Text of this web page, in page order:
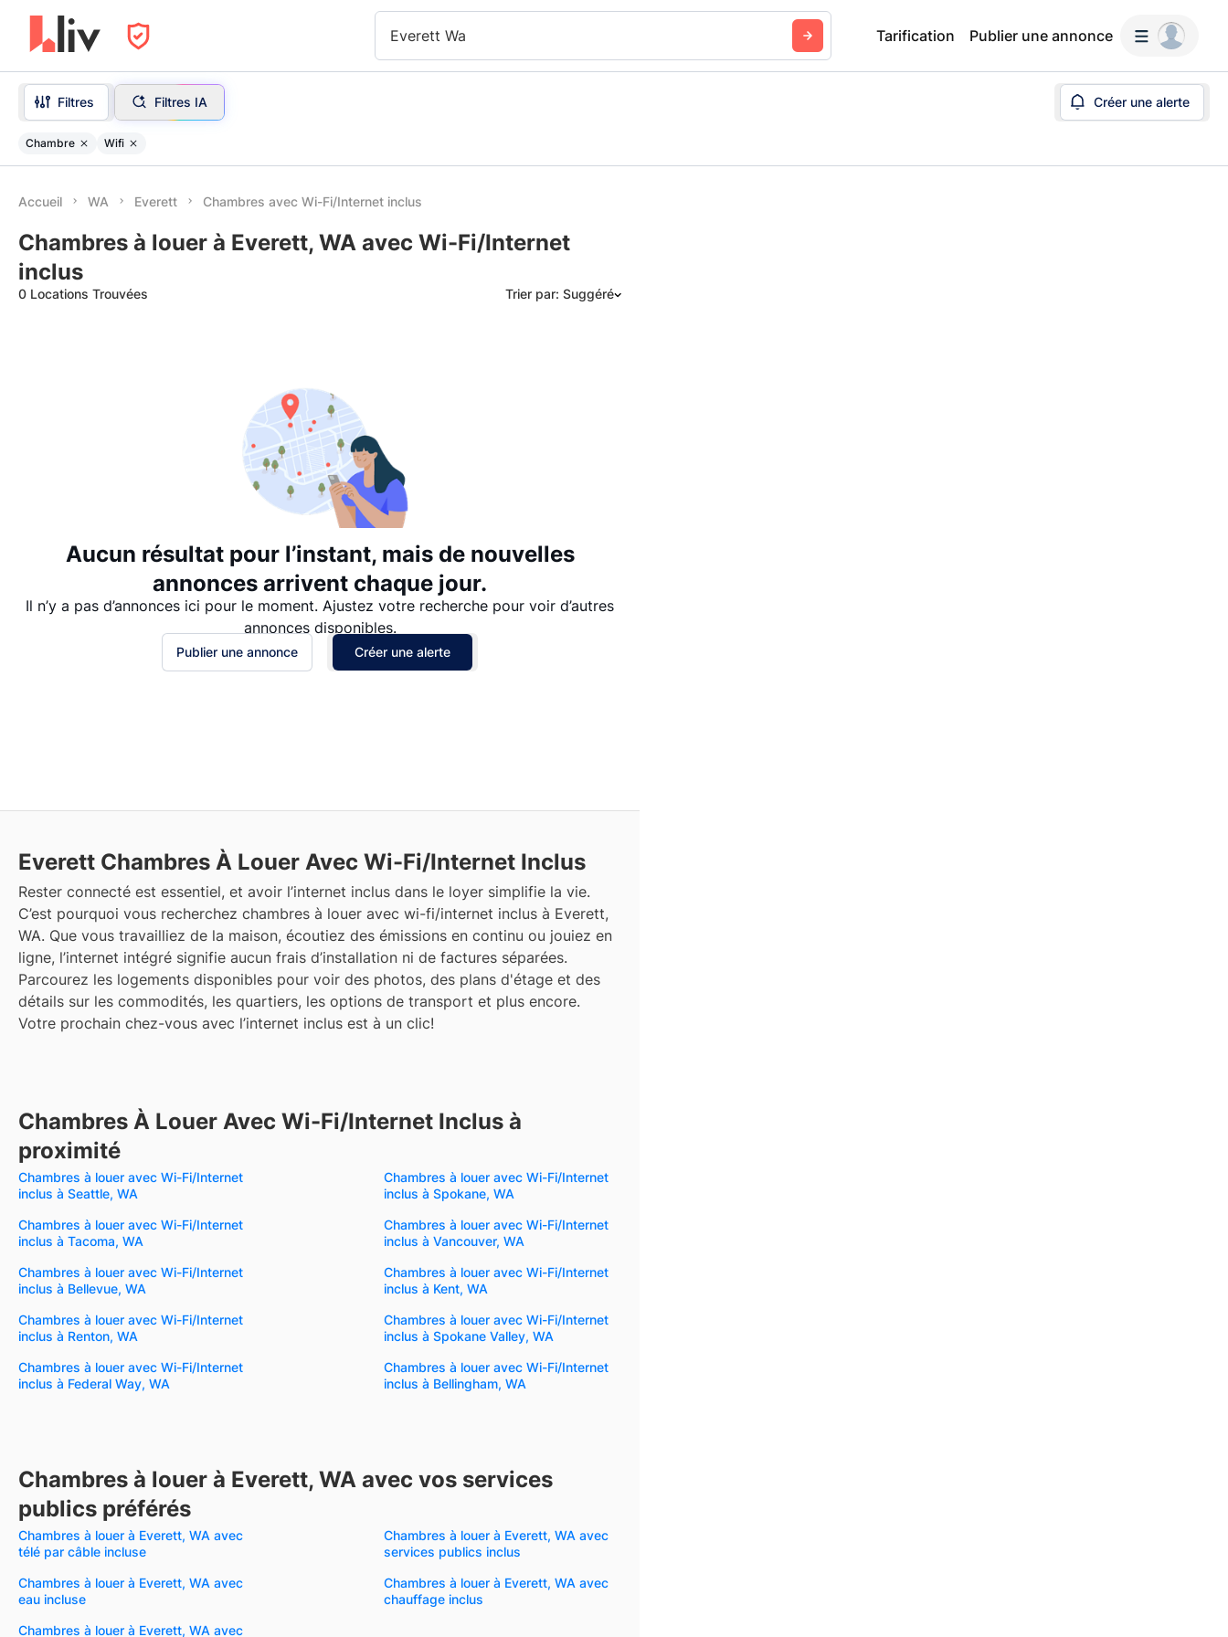
Everett Wa Tarification Publier une annonce
Filtres Filtres IA Créer une alerte
Chambre Wifi
Accueil WA Everett Chambres avec Wi-Fi/Internet inclus
Chambres à louer à Everett, WA avec Wi-Fi/Internet
inclus
0 Locations Trouvées Trier par: Suggéré
Aucun résultat pour l’instant, mais de nouvelles
annonces arrivent chaque jour.
Il n’y a pas d’annonces ici pour le moment. Ajustez votre recherche pour voir d’autres
annonces disponibles.
Publier une annonce Créer une alerte
Everett Chambres À Louer Avec Wi-Fi/Internet Inclus
Rester connecté est essentiel, et avoir l’internet inclus dans le loyer simplifie la vie.
C’est pourquoi vous recherchez chambres à louer avec wi-fi/internet inclus à Everett,
WA. Que vous travailliez de la maison, écoutiez des émissions en continu ou jouiez en
ligne, l’internet intégré signifie aucun frais d’installation ni de factures séparées.
Parcourez les logements disponibles pour voir des photos, des plans d'étage et des
détails sur les commodités, les quartiers, les options de transport et plus encore.
Votre prochain chez-vous avec l’internet inclus est à un clic!
Chambres À Louer Avec Wi-Fi/Internet Inclus à
proximité
Chambres à louer avec Wi-Fi/Internet
inclus à Seattle, WA
Chambres à louer avec Wi-Fi/Internet
inclus à Spokane, WA
Chambres à louer avec Wi-Fi/Internet
inclus à Tacoma, WA
Chambres à louer avec Wi-Fi/Internet
inclus à Vancouver, WA
Chambres à louer avec Wi-Fi/Internet
inclus à Bellevue, WA
Chambres à louer avec Wi-Fi/Internet
inclus à Kent, WA
Chambres à louer avec Wi-Fi/Internet
inclus à Renton, WA
Chambres à louer avec Wi-Fi/Internet
inclus à Spokane Valley, WA
Chambres à louer avec Wi-Fi/Internet
inclus à Federal Way, WA
Chambres à louer avec Wi-Fi/Internet
inclus à Bellingham, WA
Chambres à louer à Everett, WA avec vos services
publics préférés
Chambres à louer à Everett, WA avec
télé par câble incluse
Chambres à louer à Everett, WA avec
services publics inclus
Chambres à louer à Everett, WA avec
eau incluse
Chambres à louer à Everett, WA avec
chauffage inclus
Chambres à louer à Everett, WA avec